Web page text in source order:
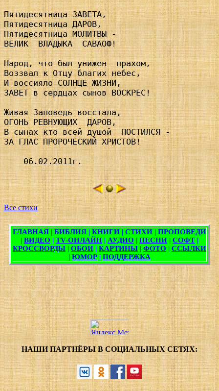
Пятидесятница ЗАВЕТА,
Пятидесятница ДАРОВ,
Пятидесятница МОЛИТВЫ -
ВЕЛИК  ВЛАДЫКА  САВАОФ!
Народ, что был унижен  прахом,
Воззвал к Отцу благих небес,
И воссияло СОЛНЦЕ ЖИЗНИ,
ЗАВЕТ в сердцах сынов ВОСКРЕС!
Живая Заповедь восстала,
ОГОНЬ РЕВНУЮЩИХ  ДАРОВ,
В сынах кто всей душой  ПОСТИЛСЯ -
ЗА ГЛАС ПРОРОЧЕСКИЙ ХРИСТОВ!
    06.02.2011г.
Все стихи